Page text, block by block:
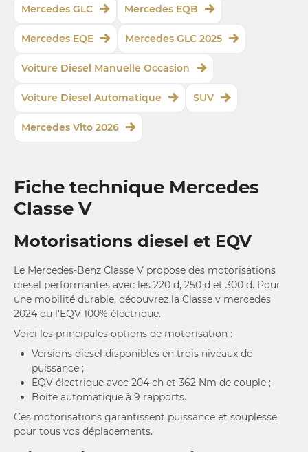
Mercedes GLC Mercedes EQB
Mercedes EQE Mercedes GLC 2025
Voiture Diesel Manuelle Occasion
Voiture Diesel Automatique SUV
Mercedes Vito 2026
Fiche technique Mercedes
Classe V
Motorisations diesel et EQV
Le Mercedes-Benz Classe V propose des motorisations
diesel performantes avec les 220 d, 250 d et 300 d. Pour
une mobilité durable, découvrez la Classe v mercedes
2024 ou l'EQV 100% électrique.
Voici les principales options de motorisation :
Versions diesel disponibles en trois niveaux de
puissance ;
EQV électrique avec 204 ch et 362 Nm de couple ;
Boîte automatique à 9 rapports.
Ces motorisations garantissent puissance et souplesse
pour tous vos déplacements.